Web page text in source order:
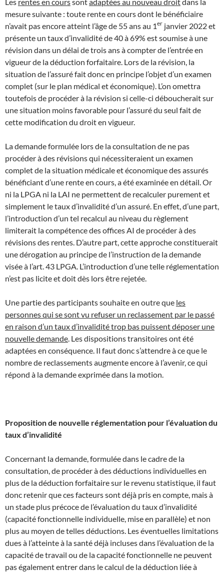
mesure suivante : toute rente en cours dont le bénéficiaire
n’avait pas encore atteint l’âge de 55 ans au 1er janvier 2022 et
présente un taux d’invalidité de 40 à 69% est soumise à une
révision dans un délai de trois ans à compter de l’entrée en
vigueur de la déduction forfaitaire. Lors de la révision, la
situation de l’assuré fait donc en principe l’objet d’un examen
complet (sur le plan médical et économique). L’on omettra
toutefois de procéder à la révision si celle-ci déboucherait sur
une situation moins favorable pour l’assuré du seul fait de
cette modification du droit en vigueur.
La demande formulée lors de la consultation de ne pas
procéder à des révisions qui nécessiteraient un examen
complet de la situation médicale et économique des assurés
bénéficiant d’une rente en cours, a été examinée en détail. Or
ni la LPGA ni la LAI ne permettent de recalculer purement et
simplement le taux d’invalidité d’un assuré. En effet, d’une part,
l’introduction d’un tel recalcul au niveau du règlement
limiterait la compétence des offices AI de procéder à des
révisions des rentes. D’autre part, cette approche constituerait
une dérogation au principe de l’instruction de la demande
visée à l’art. 43 LPGA. L’introduction d’une telle réglementation
n’est pas licite et doit dès lors être rejetée.
Une partie des participants souhaite en outre que les
personnes qui se sont vu refuser un reclassement par le passé
en raison d’un taux d’invalidité trop bas puissent déposer une
nouvelle demande . Les dispositions transitoires ont été
adaptées en conséquence. Il faut donc s’attendre à ce que le
nombre de reclassements augmente encore à l’avenir, ce qui
répond à la demande exprimée dans la motion.
Proposition de nouvelle réglementation pour l’évaluation du
taux d’invalidité
Concernant la demande, formulée dans le cadre de la
consultation, de procéder à des déductions individuelles en
plus de la déduction forfaitaire sur le revenu statistique, il faut
donc retenir que ces facteurs sont déjà pris en compte, mais à
un stade plus précoce de l’évaluation du taux d’invalidité
(capacité fonctionnelle individuelle, mise en parallèle) et non
plus au moyen de telles déductions. Les éventuelles limitations
dues à l’atteinte à la santé déjà incluses dans l’évaluation de la
capacité de travail ou de la capacité fonctionnelle ne peuvent
pas également entrer dans le calcul de la déduction liée à